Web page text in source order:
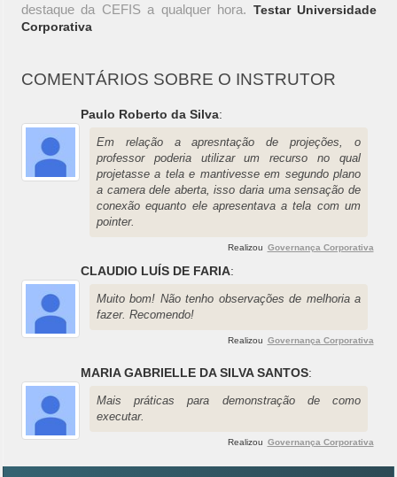
destaque da CEFIS a qualquer hora. Testar Universidade
Corporativa
COMENTÁRIOS SOBRE O INSTRUTOR
Paulo Roberto da Silva:
Em relação a apresntação de projeções, o
professor poderia utilizar um recurso no qual
projetasse a tela e mantivesse em segundo plano
a camera dele aberta, isso daria uma sensação de
conexão equanto ele apresentava a tela com um
pointer.
Realizou Governança Corporativa
CLAUDIO LUÍS DE FARIA:
Muito bom! Não tenho observações de melhoria a
fazer. Recomendo!
Realizou Governança Corporativa
MARIA GABRIELLE DA SILVA SANTOS:
Mais práticas para demonstração de como
executar.
Realizou Governança Corporativa